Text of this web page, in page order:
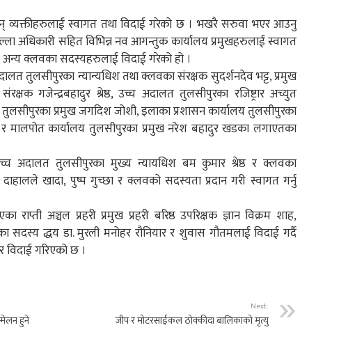
व्यक्तीहरुलाई स्वागत तथा विदाई गरेको छ । भखरै सरुवा भएर आउनु
अधिकारी सहित विभिन्न नव आगन्तुक कार्यालय प्रमुखहरुलाई स्वागत
क्लवका सदस्यहरुलाई विदाई गरेको हो ।
तुलसीपुरका न्यान्यधिश तथा क्लवका संरक्षक सुदर्शनदेव भट्ट, प्रमुख
गजेन्द्रबहादुर श्रेष्ठ, उच्च अदालत तुलसीपुरका रजिष्ट्रार अच्युत
प्रमुख जगदिश जोशी, इलाका प्रशासन कार्यालय तुलसीपुरका
मालपोत कार्यालय तुलसीपुरका प्रमुख नरेश बहादुर खडका लगाएतका
अदालत तुलसीपुरका मुख्य न्यायधिश बम कुमार श्रेष्ठ र क्लवका
खादा, पुष्प गुच्छा र क्लवको सदस्यता प्रदान गरी स्वागत गर्नु
अञ्चल प्रहरी प्रमुख प्रहरी बरिष्ठ उपरिक्षक ज्ञान विक्रम शाह,
द्धय डा. मुरली मनोहर रौनियार र शुवास गौतमलाई विदाई गर्दै
विदाई गरिएको छ ।
हुने
Next:
जीप र मोटरसाईकल ठोक्कीदा बालिकाको मृत्यु